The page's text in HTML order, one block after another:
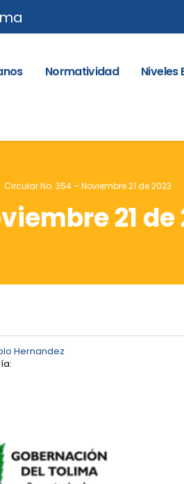
Normatividad Niveles
Circular No. 354 – Noviembre 21 de 2023
21 de
Hernandez